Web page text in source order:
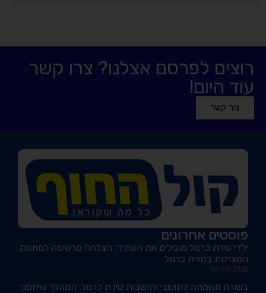
רוצים לפרסם אצלנו? צרו קשר
עוד היום!
צור קשר
פוסטים אחרונים
ילדי טירת כרמל מובילים את העתיד: הצלחה מרשימה למחנות
המצוינות בטירת כרמל
06/08/2026
בשורה משמחת לתושבי ותושבות טירת כרמל: המהלך שיחסוך